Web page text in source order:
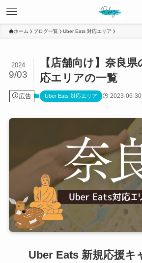
ホーム ブログ一覧 Uber Eats 対応エリア
【店舗向け】奈良
応エリアの一覧
2024
9/03
広告 Uber Eats 対応エリア 2023-06-30
Uber Eats 新規応援キ